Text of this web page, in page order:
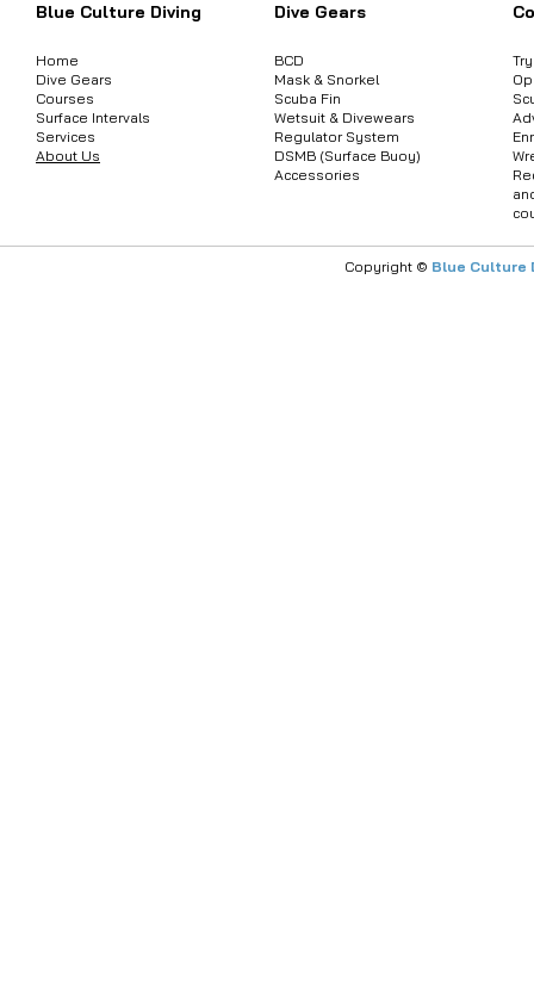
Blue Culture Diving
Home
Dive Gears
Courses
Surface Intervals
Services
About Us
Dive Gears
BCD
Mask & Snorkel
Scuba Fin
Wetsuit & Divewears
Regulator System
DSMB (Surface Buoy)
Accessories
Copyright © Blue Culture